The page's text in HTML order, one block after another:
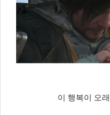
이 행복이 오